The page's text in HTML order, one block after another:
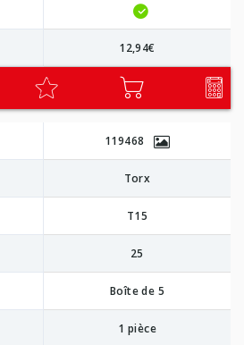
12,94€
119468
Torx
T15
25
Boîte de 5
1 pièce